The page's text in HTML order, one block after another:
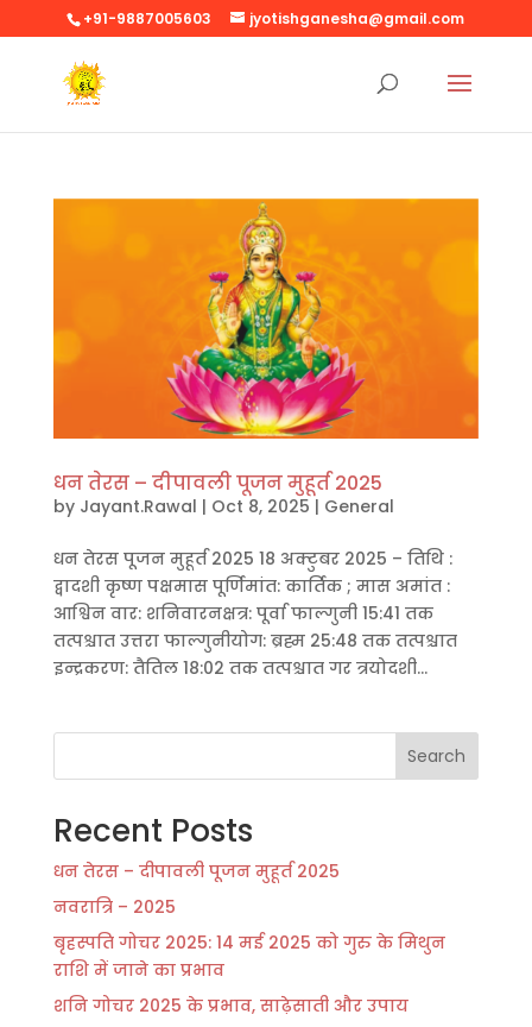
+91-9887005603 jyotishganesha@gmail.com
धन तेरस – दीपावली पूजन मुहूर्त 2025
by Jayant.Rawal | Oct 8, 2025 | General
धन तेरस पूजन मुहूर्त 2025 18 अक्टुबर 2025 – तिथि :
द्वादशी कृष्ण पक्षमास पूर्णिमांत: कार्तिक ; मास अमांत :
आश्विन वार: शनिवारनक्षत्र: पूर्वा फाल्गुनी 15:41 तक
तत्पश्चात उत्तरा फाल्गुनीयोग: ब्रह्म 25:48 तक तत्पश्चात
इन्द्रकरण: तैतिल 18:02 तक तत्पश्चात गर त्रयोदशी...
Search
Recent Posts
धन तेरस – दीपावली पूजन मुहूर्त 2025
नवरात्रि – 2025
बृहस्पति गोचर 2025: 14 मई 2025 को गुरु के मिथुन
राशि में जाने का प्रभाव
शनि गोचर 2025 के प्रभाव, साढ़ेसाती और उपाय